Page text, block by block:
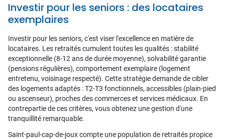
Investir pour les seniors : des locataires
exemplaires
Investir pour les seniors, c'est viser l'excellence en matière de
locataires. Les retraités cumulent toutes les qualités : stabilité
exceptionnelle (8-12 ans de durée moyenne), solvabilité garantie
(pensions régulières), comportement exemplaire (logement
entretenu, voisinage respecté). Cette stratégie demande de cibler
des logements adaptés : T2-T3 fonctionnels, accessibles (plain-pied
ou ascenseur), proches des commerces et services médicaux. En
contrepartie de ces critères, vous obtenez une gestion d'une
tranquillité remarquable.
Saint-paul-cap-de-joux compte une population de retraités propice